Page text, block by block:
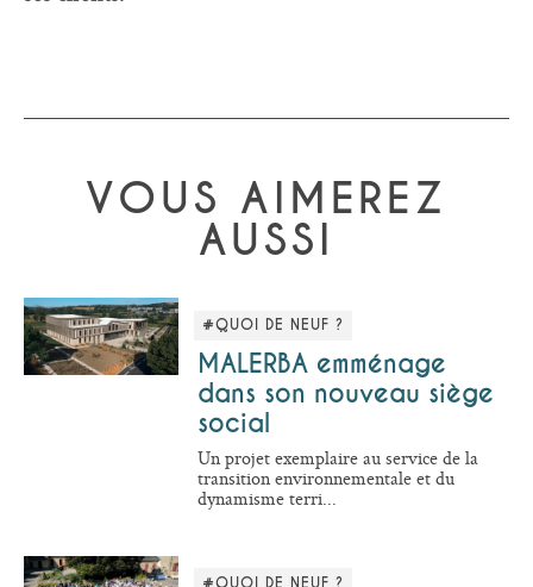
VOUS AIMEREZ
AUSSI
#QUOI DE NEUF ?
MALERBA emménage
dans son nouveau siège
social
Un projet exemplaire au service de la
transition environnementale et du
dynamisme terri...
#QUOI DE NEUF ?